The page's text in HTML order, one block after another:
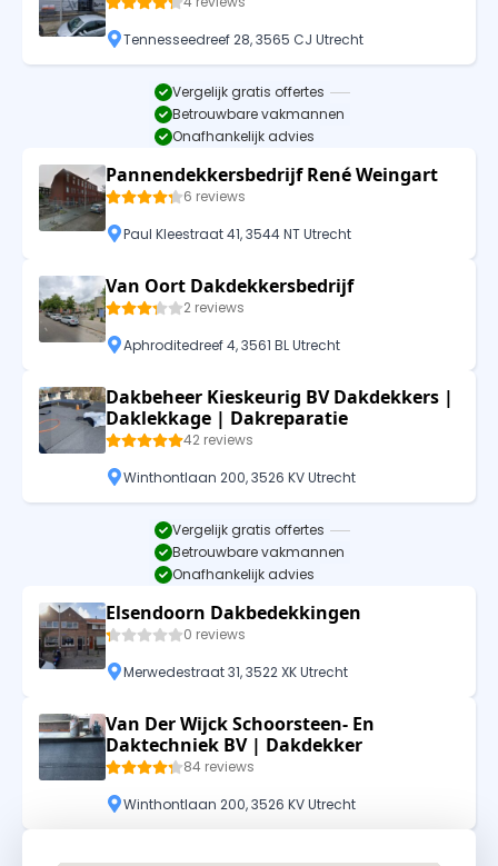
Tennesseedreef 28, 3565 CJ Utrecht
Vergelijk gratis offertes
Betrouwbare vakmannen
Onafhankelijk advies
Pannendekkersbedrijf René Weingart
6 reviews
Paul Kleestraat 41, 3544 NT Utrecht
Van Oort Dakdekkersbedrijf
2 reviews
Aphroditedreef 4, 3561 BL Utrecht
Dakbeheer Kieskeurig BV Dakdekkers |
Daklekkage | Dakreparatie
42 reviews
Winthontlaan 200, 3526 KV Utrecht
Vergelijk gratis offertes
Betrouwbare vakmannen
Onafhankelijk advies
Elsendoorn Dakbedekkingen
0 reviews
Merwedestraat 31, 3522 XK Utrecht
Van Der Wijck Schoorsteen- En
Daktechniek BV | Dakdekker
84 reviews
Winthontlaan 200, 3526 KV Utrecht